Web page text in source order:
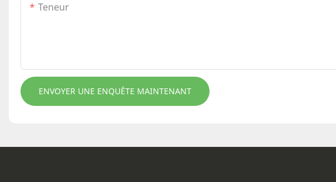
Teneur
ENVOYER UNE ENQUÊTE MAINTENANT